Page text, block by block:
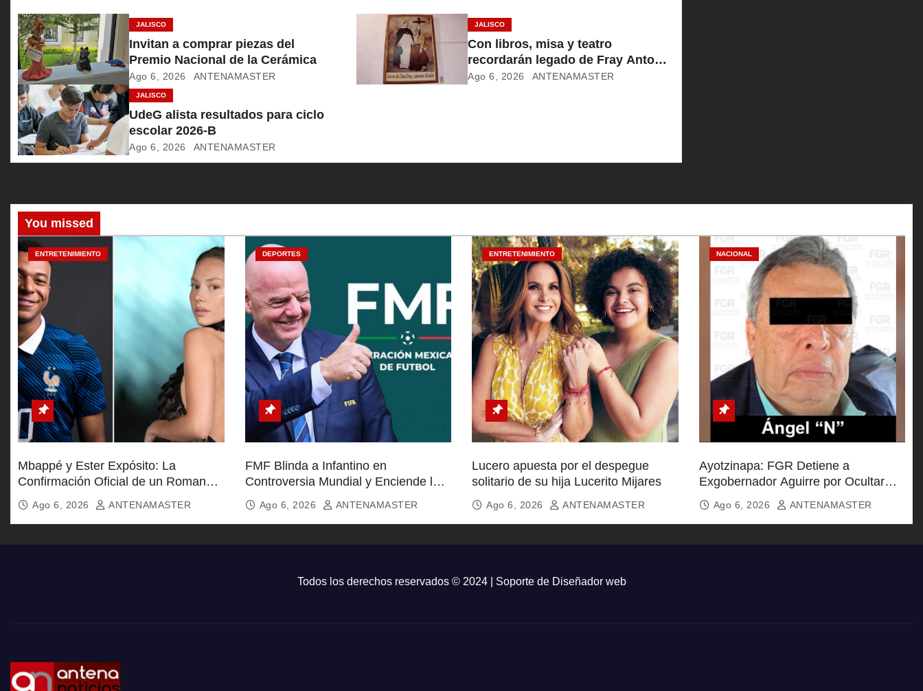
ó
n
d
e
e
n
t
r
a
d
a
s
JALISCO
Invitan a comprar piezas del
Premio Nacional de la Cerámica
Ago 6, 2026 ANTENAMASTER
JALISCO
Con libros, misa y teatro
recordarán legado de Fray Antonio
Alcalde
Ago 6, 2026 ANTENAMASTER
JALISCO
UdeG alista resultados para ciclo
escolar 2026-B
Ago 6, 2026 ANTENAMASTER
You missed
ENTRETENIMIENTO
Mbappé y Ester Expósito: La
Confirmación Oficial de un Romance
Global
Ago 6, 2026 ANTENAMASTER
DEPORTES
FMF Blinda a Infantino en
Controversia Mundial y Enciende la
Furia de Aficionados
Ago 6, 2026 ANTENAMASTER
ENTRETENIMIENTO
Lucero apuesta por el despegue
solitario de su hija Lucerito Mijares
Ago 6, 2026 ANTENAMASTER
NACIONAL
Ayotzinapa: FGR Detiene a
Exgobernador Aguirre por Ocultar
Información Clave
Ago 6, 2026 ANTENAMASTER
Todos los derechos reservados © 2024 | Soporte de Diseñador web